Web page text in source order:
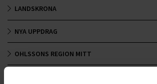
LANDSKRONA
NYA UPPDRAG
OHLSSONS REGION MITT